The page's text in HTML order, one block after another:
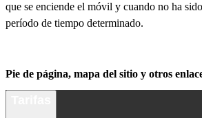
que se enciende el móvil y cuando no ha
período de tiempo determinado.
Pie de página, mapa del sitio y otros